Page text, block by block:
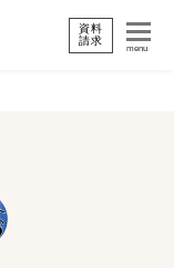
資料
請求
menu